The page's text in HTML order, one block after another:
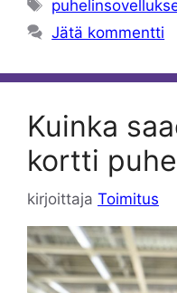
Jätä kommentti
Kuinka
kortti
kirjoittaja Toimitus